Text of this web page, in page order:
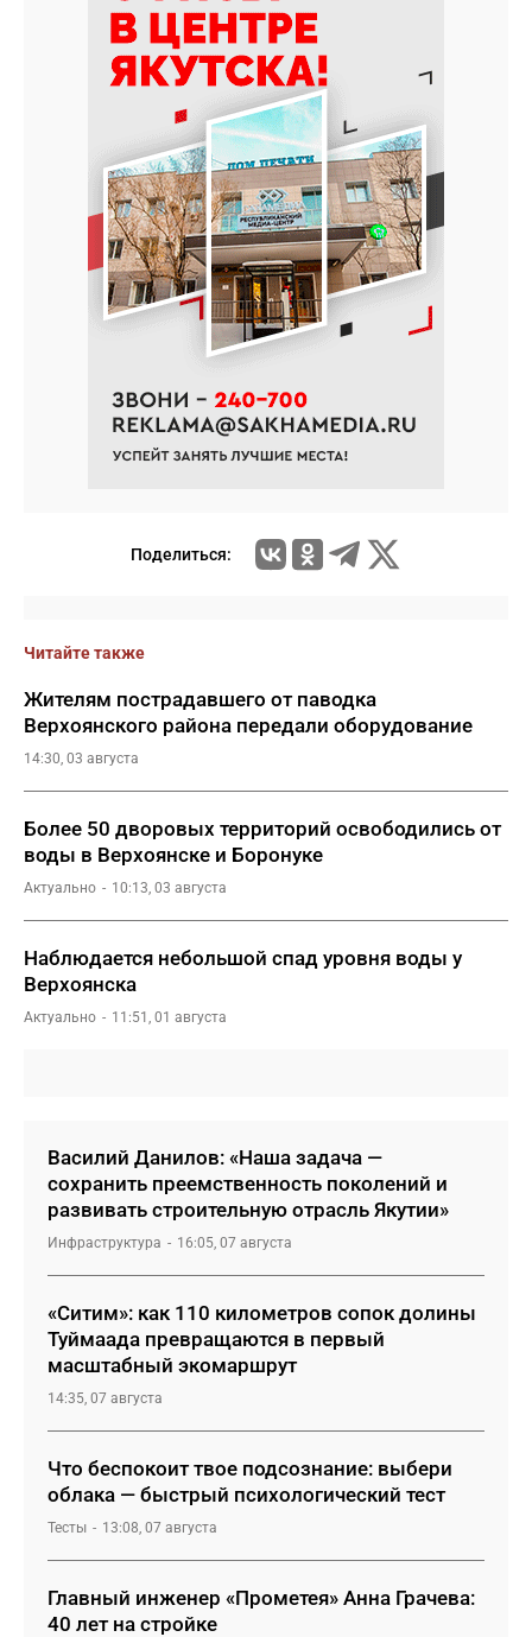
Поделиться:
Читайте также
Жителям пострадавшего от паводка
Верхоянского района передали оборудование
14:30, 03 августа
Более 50 дворовых территорий освободились от
воды в Верхоянске и Боронуке
Актуально 10:13, 03 августа
Наблюдается небольшой спад уровня воды у
Верхоянска
Актуально 11:51, 01 августа
Василий Данилов: «Наша задача —
сохранить преемственность поколений и
развивать строительную отрасль Якутии»
Инфраструктура 16:05, 07 августа
«Ситим»: как 110 километров сопок долины
Туймаада превращаются в первый
масштабный экомаршрут
14:35, 07 августа
Что беспокоит твое подсознание: выбери
облака — быстрый психологический тест
Тесты 13:08, 07 августа
Главный инженер «Прометея» Анна Грачева:
40 лет на стройке